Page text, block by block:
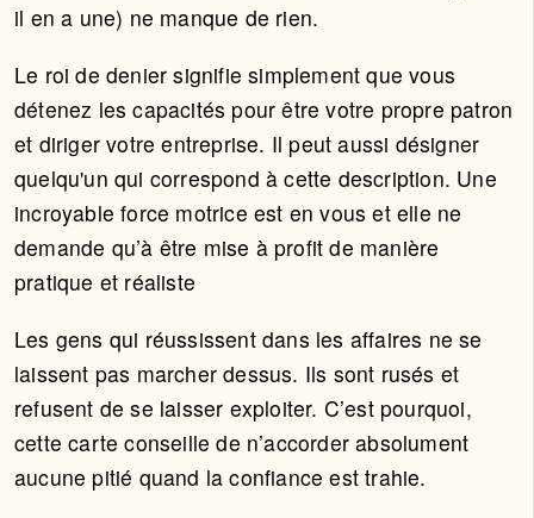
il en a une) ne manque de rien.
Le roi de denier signifie simplement que vous
détenez les capacités pour être votre propre patron
et diriger votre entreprise. Il peut aussi désigner
quelqu'un qui correspond à cette description. Une
incroyable force motrice est en vous et elle ne
demande qu’à être mise à profit de manière
pratique et réaliste
Les gens qui réussissent dans les affaires ne se
laissent pas marcher dessus. Ils sont rusés et
refusent de se laisser exploiter. C’est pourquoi,
cette carte conseille de n’accorder absolument
aucune pitié quand la confiance est trahie.